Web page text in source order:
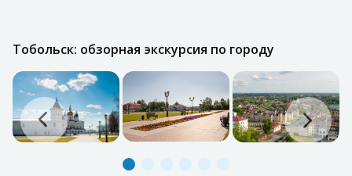
Тобольск: обзорная экскурсия по городу